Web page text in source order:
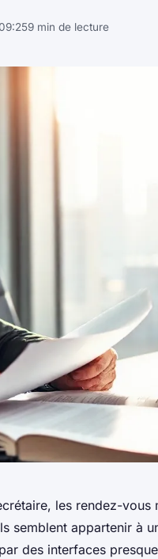
9 min de lecture
les rendez-vous
semblent appartenir à
des interfaces